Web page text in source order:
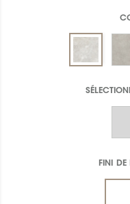
FINI DE